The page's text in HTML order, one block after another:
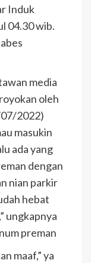
Induk
04.30 wib.
media
oleh
2022)
masukin
ada yang
dengan
nian parkir
hebat
ungkapnya
preman
maaf,” ya